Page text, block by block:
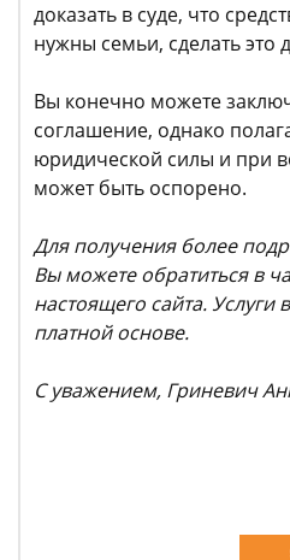
доказать в суде, что
нужны семьи, сделать это
Вы конечно можете
соглашение, однако
юридической силы и при
может быть оспорено.
Для получения более
Вы можете обратиться в
настоящего сайта. Услуги
платной основе.
С уважением, Гриневич